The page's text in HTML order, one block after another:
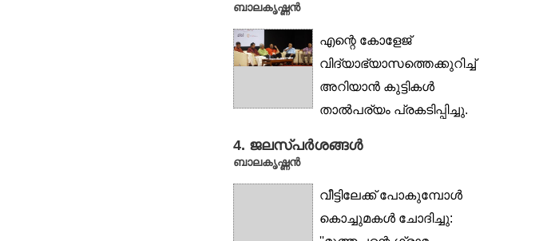
ബാലകൃഷ്ണൻ
എന്റെ കോളേജ്
വിദ്യാഭ്യാസത്തെക്കുറിച്ച്
അറിയാൻ കുട്ടികൾ
താൽപര്യം പ്രകടിപ്പിച്ചു.
4. ജലസ്പർശങ്ങൾ
ബാലകൃഷ്ണൻ
വീട്ടിലേക്ക് പോകുമ്പോൾ
കൊച്ചുമകൾ ചോദിച്ചു: